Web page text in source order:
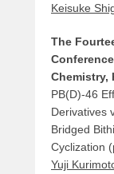
Keisuke
The
Chemistry,
PB(D)-46
Derivatives
Bridged
Cyclization
Yuji